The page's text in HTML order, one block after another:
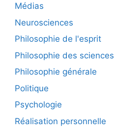
Médias
Neurosciences
Philosophie de l'esprit
Philosophie des sciences
Philosophie générale
Politique
Psychologie
Réalisation personnelle